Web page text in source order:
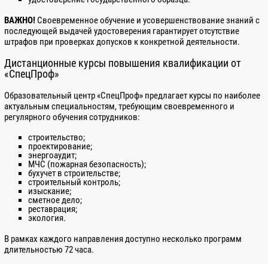
Слесарей-сантехников
Слесарей-строителей
Слесарей-электриков по ремонту
электрооборудования
Слесаря по сборке металлоконструкций
Столяров строительных
Стропальщиков
Такелажников
Термистов
Токарей
Фрезеровщиков
Шиномонтажников
ВАЖНО! Своевременное обучение и усовершенствование знаний с
последующей выдачей удостоверения гарантирует отсутствие
штрафов при проверках допусков к конкретной деятельности.
Дистанционные курсы повышения квалификации от
«СпецПроф»
Образовательный центр «СпецПроф» предлагает курсы по наиболее
актуальным специальностям, требующим своевременного и
регулярного обучения сотрудников:
строительство;
проектирование;
энергоаудит;
МЧС (пожарная безопасность);
бухучет в строительстве;
строительный контроль;
изыскание;
сметное дело;
реставрация;
экология.
В рамках каждого направления доступно несколько программ
длительностью 72 часа.